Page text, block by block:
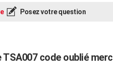
Posez votre question
code oublié